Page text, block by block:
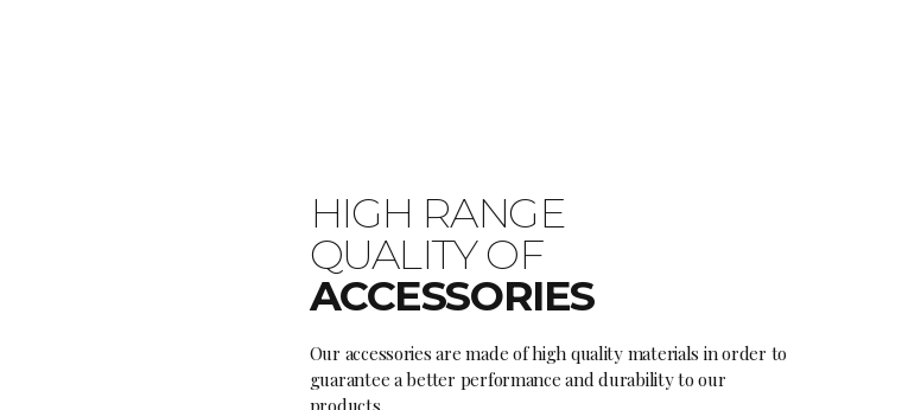
HIGH RANGE
QUALITY OF
ACCESSORIES
Our accessories are made of high quality materials in order to
guarantee a better performance and durability to our
products.